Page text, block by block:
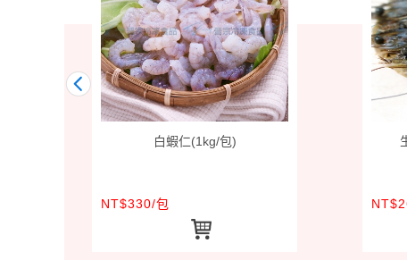
白蝦仁(1kg/包)
NT$330/包